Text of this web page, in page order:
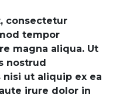
consectetur
tempor
magna aliqua. Ut
nostrud
ut aliquip ex ea
irure dolor in